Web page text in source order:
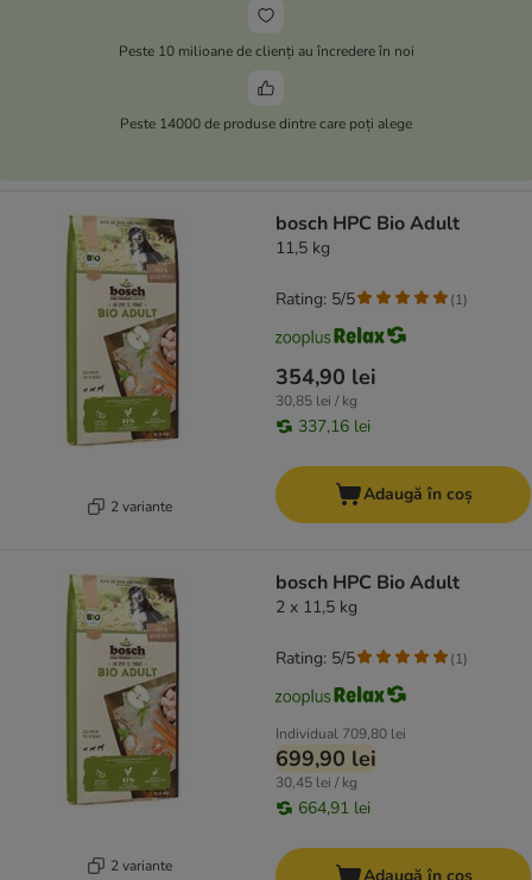
Peste 10 milioane de clienți au încredere în noi
Peste 14000 de produse dintre care poți alege
2 variante
bosch HPC Bio Adult
11,5 kg
354,90 lei
30,85 lei / kg
337,16 lei
Rating: 5/5 (1)
Adaugă în coș
2 variante
bosch HPC Bio Adult
2 x 11,5 kg
Individual 709,80 lei
699,90 lei
30,45 lei / kg
664,91 lei
Rating: 5/5 (1)